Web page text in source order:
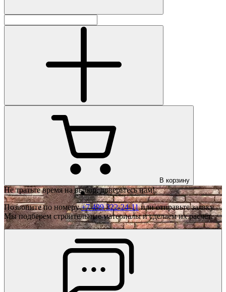
В корзину
Не тратьте время на выбор, доверьтесь нам!
Позвоните по номеру+7 499 322-24-11или отправьте заявку.
Мы подберем строительные материалы и сделаем их расчёт.